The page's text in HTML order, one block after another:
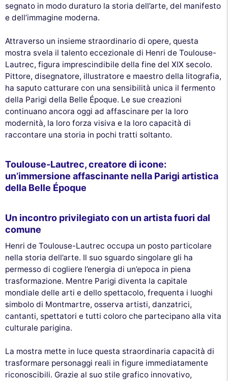
segnato in modo duraturo la storia dell’arte, del manifesto
e dell’immagine moderna.
Attraverso un insieme straordinario di opere, questa
mostra svela il talento eccezionale di Henri de Toulouse-
Lautrec, figura imprescindibile della fine del XIX secolo.
Pittore, disegnatore, illustratore e maestro della litografia,
ha saputo catturare con una sensibilità unica il fermento
della Parigi della Belle Époque. Le sue creazioni
continuano ancora oggi ad affascinare per la loro
modernità, la loro forza visiva e la loro capacità di
raccontare una storia in pochi tratti soltanto.
Toulouse-Lautrec, creatore di icone:
un’immersione affascinante nella Parigi artistica
della Belle Époque
Un incontro privilegiato con un artista fuori dal
comune
Henri de Toulouse-Lautrec occupa un posto particolare
nella storia dell’arte. Il suo sguardo singolare gli ha
permesso di cogliere l’energia di un’epoca in piena
trasformazione. Mentre Parigi diventa la capitale
mondiale delle arti e dello spettacolo, frequenta i luoghi
simbolo di Montmartre, osserva artisti, danzatrici,
cantanti, spettatori e tutti coloro che partecipano alla vita
culturale parigina.
La mostra mette in luce questa straordinaria capacità di
trasformare personaggi reali in figure immediatamente
riconoscibili. Grazie al suo stile grafico innovativo,